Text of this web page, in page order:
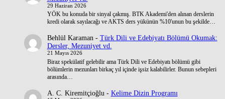
29 Haziran 2026
YÖK bu konuda bir sinyal çakmış. BTK Akademi'den alınan derslerin
kredi olarak sayılacağı ve AKTS ders yükünün %10'unun bu şekilde…
Behlül Karaman- Türk Dili ve Edebiyatı Bölümü Okumak:
Dersler, Mezuniyet vd.
21 Mayıs 2026
Biraz spekülatif gelebilir ama Türk Dili ve Edebiyatı bölümü gibi
bölümlerin mezunları birkaç yıl içinde işsiz kalabilirler. Bunun sebepleri
arasında…
A. C. Kiremitçioğlu - Kelime Dizin Programı